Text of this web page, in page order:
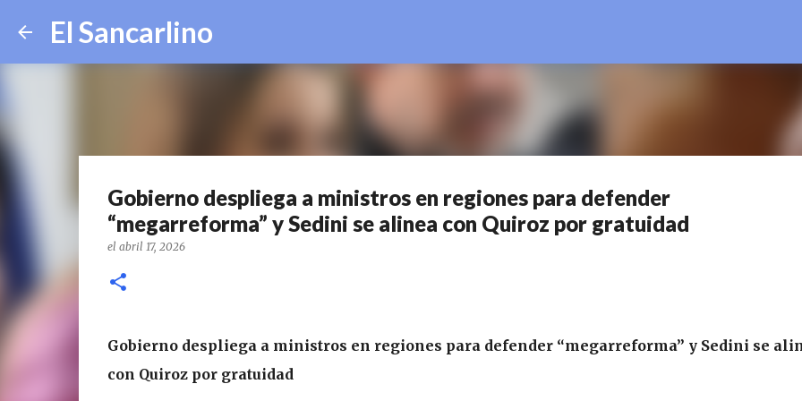
El Sancarlino
Gobierno despliega a ministros en regiones para defender
“megarreforma” y Sedini se alinea con Quiroz por gratuidad
el abril 17, 2026
Gobierno despliega a ministros en regiones para defender “megarreforma” y Sedini se
con Quiroz por gratuidad